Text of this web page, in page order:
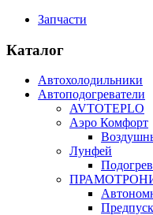
Запчасти
Каталог
Автохолодильники
Автоподогреватели
AVTOTEPLO
Аэро Комфорт
Лунфей